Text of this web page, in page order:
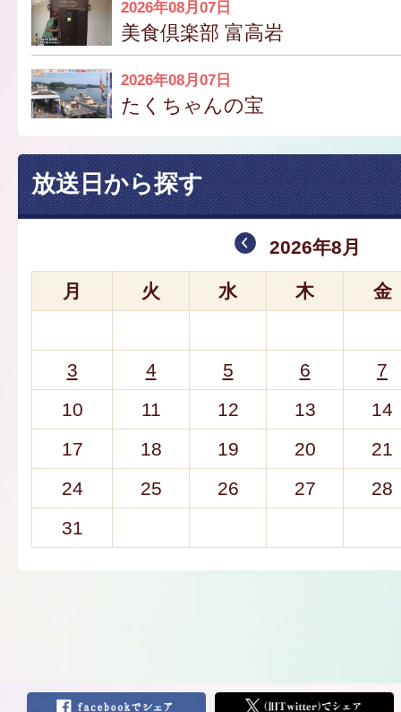
2026年08月07日
美食倶楽部 富高岩
2026年08月07日
たくちゃんの宝
放送日から探す
2026年8月
月 火 水 木 金
3 4 5 6
7
10
11 12 13
14
17
18 19 20
21
24
25 26 27
28
31